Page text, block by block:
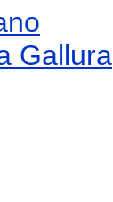
Gallura